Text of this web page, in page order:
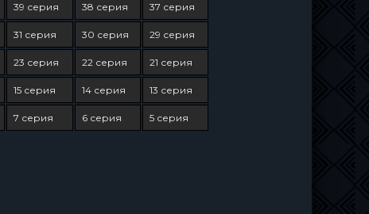
39 серия 38 серия 37 серия
31 серия 30 серия 29 серия
23 серия 22 серия 21 серия
15 серия 14 серия 13 серия
7 серия 6 серия 5 серия